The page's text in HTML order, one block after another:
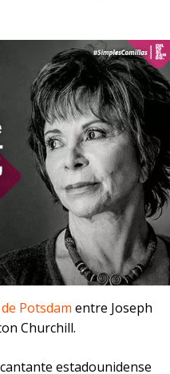
Potsdam entre Joseph
Churchill.
estadounidense